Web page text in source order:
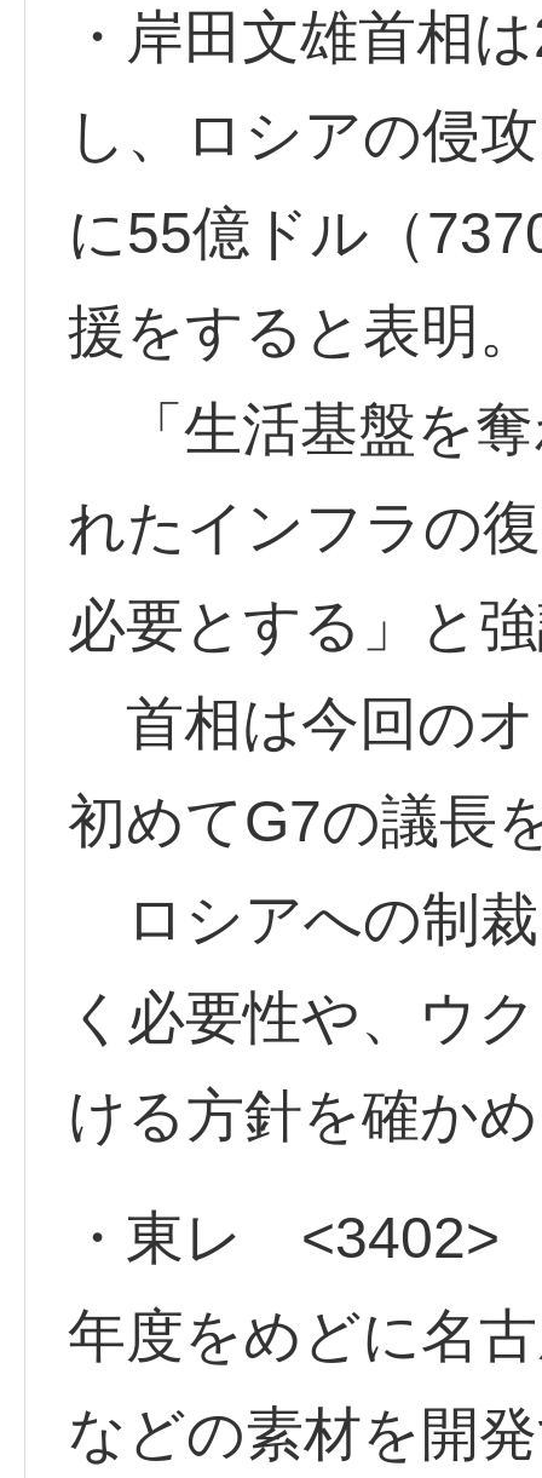
・岸田文雄首相
し、ロシアの侵
に55億ドル（
援をすると表明。
「生活基盤を
れたインフラの
必要とする」と
首相は今回の
初めてG7の議長
ロシアへの制
く必要性や、ウ
ける方針を確か
・東レ <3402>
年度をめどに名
などの素材を開